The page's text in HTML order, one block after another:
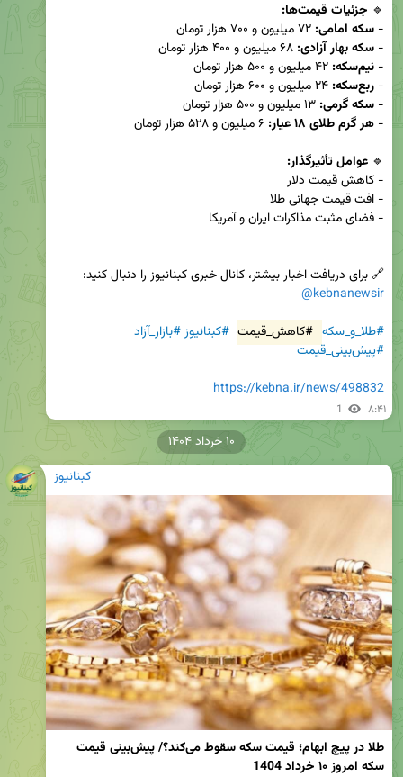
🔹 جزئیات قیمت‌ها:
- سکه امامی:
- سکه بهار آزادی:
- نیم‌سکه:
- ربع‌سکه:
- سکه گرمی:
- هر گرم طلای ۱۸ عیار:
🔹 عوامل تأثیرگذار:
🔗 برای دریافت اخبار بیشتر، کانال خبری کبنانیوز را دنبال کنید:
@kebnanewsir
#طلا_و_سکه #کاهش_قیمت #کبنانیوز#بازار_آزاد
#پیش‌بینی_قیمت
https://kebna.ir/news/498832
1 ۸:۴۱
کبنانیوز
سکه امروز ۱۰ خرداد 1404
۱۰ خرداد ۱۴۰۴